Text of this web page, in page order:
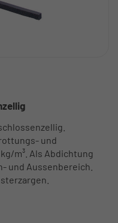
und
m³. Als Abdichtung
und Aussenbereich.